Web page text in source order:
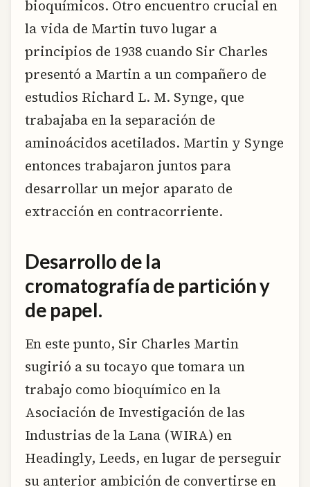
bioquímicos. Otro encuentro crucial en
la vida de Martin tuvo lugar a
principios de 1938 cuando Sir Charles
presentó a Martin a un compañero de
estudios Richard L. M. Synge, que
trabajaba en la separación de
aminoácidos acetilados. Martin y Synge
entonces trabajaron juntos para
desarrollar un mejor aparato de
extracción en contracorriente.
Desarrollo de la
cromatografía de partición y
de papel.
En este punto, Sir Charles Martin
sugirió a su tocayo que tomara un
trabajo como bioquímico en la
Asociación de Investigación de las
Industrias de la Lana (WIRA) en
Headingly, Leeds, en lugar de perseguir
su anterior ambición de convertirse en